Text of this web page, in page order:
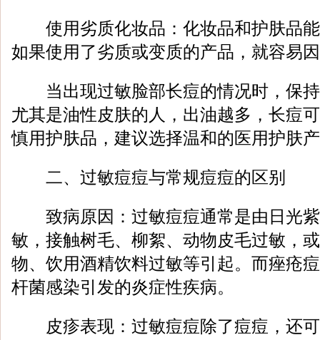
使用劣质化妆品：化妆品和护肤品能
如果使用了劣质或变质的产品，就容易
当出现过敏脸部长痘的情况时，保持
尤其是油性皮肤的人，出油越多，长痘
慎用护肤品，建议选择温和的医用护肤
二、过敏痘痘与常规痘痘的区别
致病原因：过敏痘痘通常是由日光紫
敏，接触树毛、柳絮、动物皮毛过敏，
物、饮用酒精饮料过敏等引起。而痤疮
杆菌感染引发的炎症性疾病。
皮疹表现：过敏痘痘除了痘痘，还可